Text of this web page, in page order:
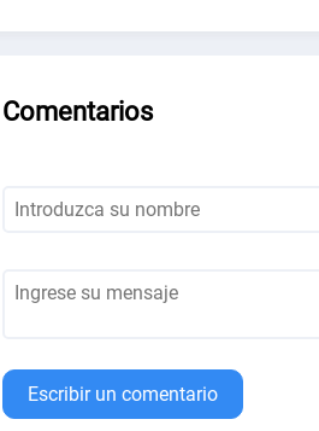
Comentarios
Escribir un comentario